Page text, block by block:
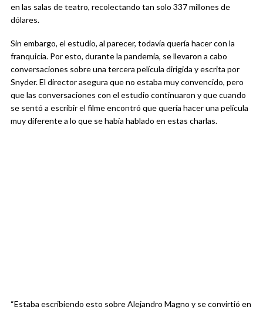
en las salas de teatro, recolectando tan solo 337 millones de
dólares.
Sin embargo, el estudio, al parecer, todavía quería hacer con la
franquicia. Por esto, durante la pandemia, se llevaron a cabo
conversaciones sobre una tercera película dirigida y escrita por
Snyder. El director asegura que no estaba muy convencido, pero
que las conversaciones con el estudio continuaron y que cuando
se sentó a escribir el filme encontró que quería hacer una película
muy diferente a lo que se había hablado en estas charlas.
“Estaba escribiendo esto sobre Alejandro Magno y se convirtió en